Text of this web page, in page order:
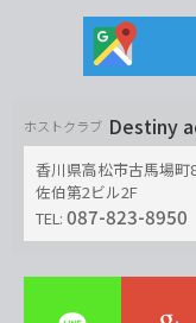
ホストクラブ Destiny
香川県高松市古馬場町
佐伯第2ビル2F
TEL: 087-823-8950